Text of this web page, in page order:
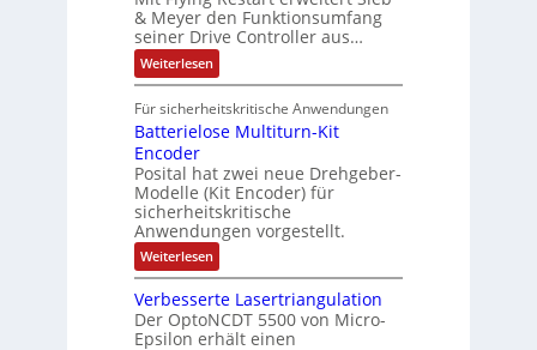
o
m
a
t
i
o
g
e
w
ä
h
t
i
t
s
k
ä
f
t
e
i
e
r
4
0
A
e
t
z
t
e
l
e
r
ä
l
t
S
c
h
u
t
z
l
a
& Meyer den Funktionsumfang
seiner Drive Controller aus…
Weiterlesen:
S
n
s
l
o
s
e
F
a
n
g
s
c
Für sicherheitskritische Anwendungen
Batterielose Multiturn-Kit
Encoder
Posital hat zwei neue Drehgeber-
Modelle (Kit Encoder) für
sicherheitskritische
Anwendungen vorgestellt.
Weiterlesen:
B
t
t
e
Verbesserte Lasertriangulation
Der OptoNCDT 5500 von Micro-
Epsilon erhält einen